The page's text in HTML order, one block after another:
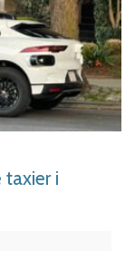
LÆS MERE
i